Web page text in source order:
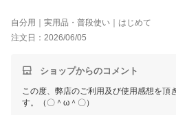
自分用｜実用品・普段使い｜はじめて
注文日：2026/06/05
ショップからのコメント
この度、弊店のご利用及び使用感想を頂
す。（〇＾ω＾〇）